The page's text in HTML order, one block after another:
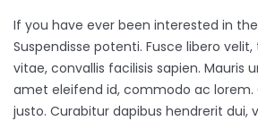
If you have ever been interested in
Suspendisse potenti. Fusce libero
vitae, convallis facilisis sapien. Mauris
amet eleifend id, commodo ac lorem.
justo. Curabitur dapibus hendrerit dui,